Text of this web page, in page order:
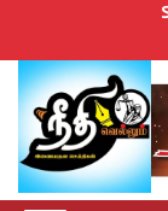
content